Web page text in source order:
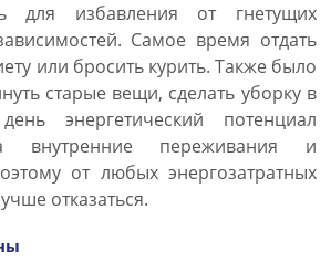
для избавления от гнетущих
Самое время отдать
или бросить курить. Также было
старые вещи, сделать уборку в
энергетический потенциал
внутренние переживания и
от любых энергозатратных
отказаться.